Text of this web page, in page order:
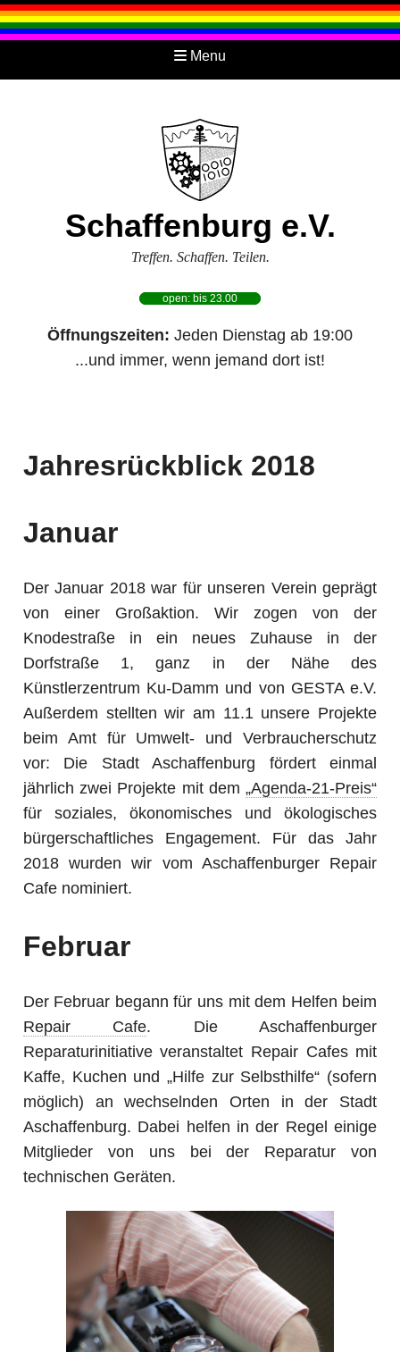
Menu
Schaffenburg e.V.
Treffen. Schaffen. Teilen.
open: bis 23.00
Öffnungszeiten: Jeden Dienstag ab 19:00
...und immer, wenn jemand dort ist!
Jahresrückblick 2018
Januar
Der Januar 2018 war für unseren Verein geprägt
von einer Großaktion. Wir zogen von der
Knodestraße in ein neues Zuhause in der
Dorfstraße 1, ganz in der Nähe des
Künstlerzentrum Ku-Damm und von GESTA e.V.
Außerdem stellten wir am 11.1 unsere Projekte
beim Amt für Umwelt- und Verbraucherschutz
vor: Die Stadt Aschaffenburg fördert einmal
jährlich zwei Projekte mit dem„Agenda-21-Preis“
für soziales, ökonomisches und ökologisches
bürgerschaftliches Engagement. Für das Jahr
2018 wurden wir vom Aschaffenburger Repair
Cafe nominiert.
Februar
Der Februar begann für uns mit dem Helfen beim
Repair Cafe. Die Aschaffenburger
Reparaturinitiative veranstaltet Repair Cafes mit
Kaffe, Kuchen und „Hilfe zur Selbsthilfe“ (sofern
möglich) an wechselnden Orten in der Stadt
Aschaffenburg. Dabei helfen in der Regel einige
Mitglieder von uns bei der Reparatur von
technischen Geräten.